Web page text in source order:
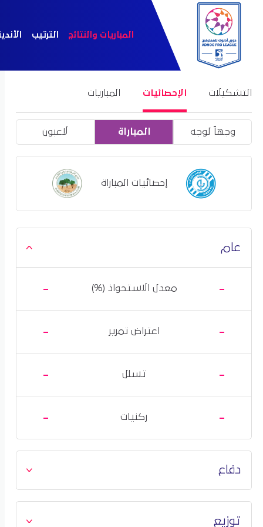
المباريات والنتائج الترتيب
التشكيلات الإحصائيات المباريات
وجهاً لوجه المباراة لاعبون
إحصائيات المباراة
عام
- معدل الاستحواذ (%) -
- اعتراض تمرير -
- تسلل -
- ركنيات -
دفاع
توزيع